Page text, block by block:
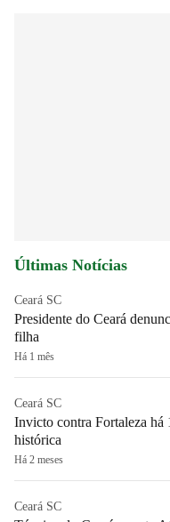
Últimas Notícias
Ceará SC
Presidente do Ceará
filha
Há 1 mês
Ceará SC
Invicto contra Fortaleza há
histórica
Há 2 meses
Ceará SC